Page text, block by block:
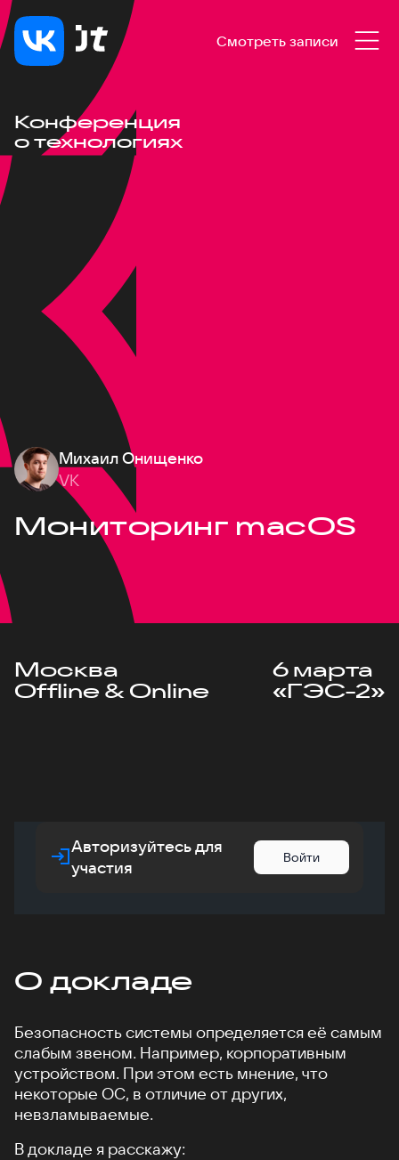
Смотреть записи
Конференция
о технологиях
Михаил Онищенко
VK
Мониторинг macOS
Москва
Offline & Online
6 марта
«ГЭС-2»
Авторизуйтесь для
участия
Войти
О докладе
Безопасность системы определяется её самым
слабым звеном. Например, корпоративным
устройством. При этом есть мнение, что
некоторые ОС, в отличие от других,
невзламываемые.
В докладе я расскажу: